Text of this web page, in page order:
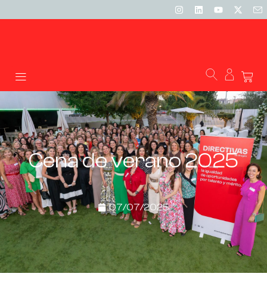
Cena de verano 2025
07/07/2025